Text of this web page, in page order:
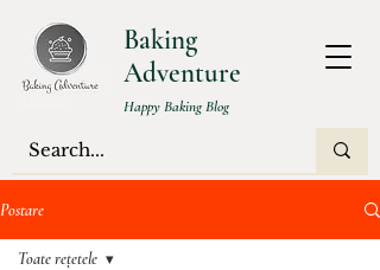
Baking
Adventure
Happy Baking Blog
Postare
Toate rețetele